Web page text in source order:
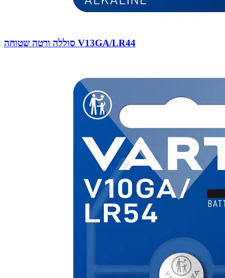
סוללה ורטה שטוחה V13GA/LR44